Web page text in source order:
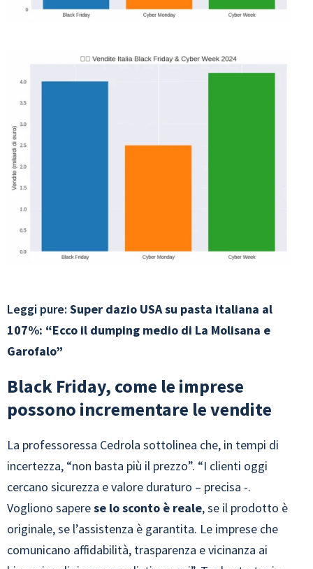
Leggi pure: Super dazio USA su pasta italiana al
107%: “Ecco il dumping medio di La Molisana e
Garofalo”
Black Friday, come le imprese
possono incrementare le vendite
La professoressa Cedrola sottolinea che, in tempi di
incertezza, “non basta più il prezzo”. “I clienti oggi
cercano sicurezza e valore duraturo – precisa -.
Vogliono saperese lo sconto è reale, se il prodotto è
originale, se l’assistenza è garantita. Le imprese che
comunicano affidabilità, trasparenza e vicinanza ai